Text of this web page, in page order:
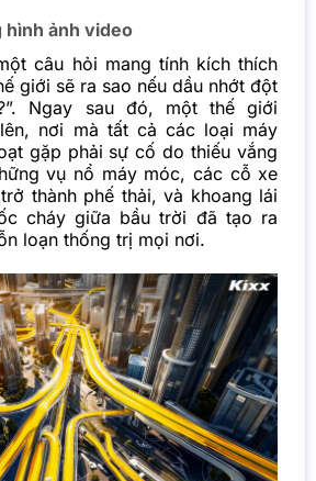
hình ảnh video
câu hỏi mang tính kích thích
giới sẽ ra sao nếu dầu nhớt đột
Ngay sau đó, một thế giới
nơi mà tất cả các loại máy
gặp phải sự cố do thiếu vắng
vụ nổ máy móc, các cỗ xe
thành phế thải, và khoang lái
cháy giữa bầu trời đã tạo ra
loạn thống trị mọi nơi.